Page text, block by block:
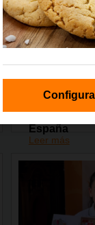
junio 2026
Fundación
España
Leer más